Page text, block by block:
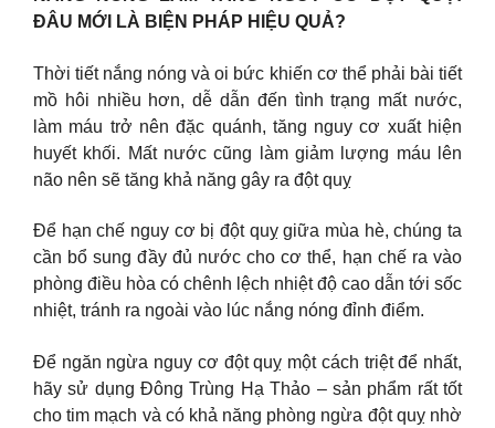
ĐÂU MỚI LÀ BIỆN PHÁP HIỆU QUẢ?
Thời tiết nắng nóng và oi bức khiến cơ thể phải bài tiết
mồ hôi nhiều hơn, dễ dẫn đến tình trạng mất nước,
làm máu trở nên đặc quánh, tăng nguy cơ xuất hiện
huyết khối. Mất nước cũng làm giảm lượng máu lên
não nên sẽ tăng khả năng gây ra đột quỵ
Để hạn chế nguy cơ bị đột quỵ giữa mùa hè, chúng ta
cần bổ sung đầy đủ nước cho cơ thể, hạn chế ra vào
phòng điều hòa có chênh lệch nhiệt độ cao dẫn tới sốc
nhiệt, tránh ra ngoài vào lúc nắng nóng đỉnh điểm.
Để ngăn ngừa nguy cơ đột quỵ một cách triệt để nhất,
hãy sử dụng Đông Trùng Hạ Thảo – sản phẩm rất tốt
cho tim mạch và có khả năng phòng ngừa đột quỵ nhờ